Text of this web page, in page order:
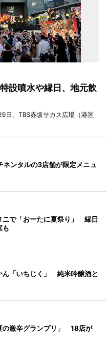
設噴水や縁日、地元飲
日、TBS赤坂サカス広場（港区
ネンタルの3店舗が限定メニュ
ニで「おーたに夏祭り」 縁日
も
ん「いちじく」 純米吟醸酒と
の激辛グランプリ」 18店が